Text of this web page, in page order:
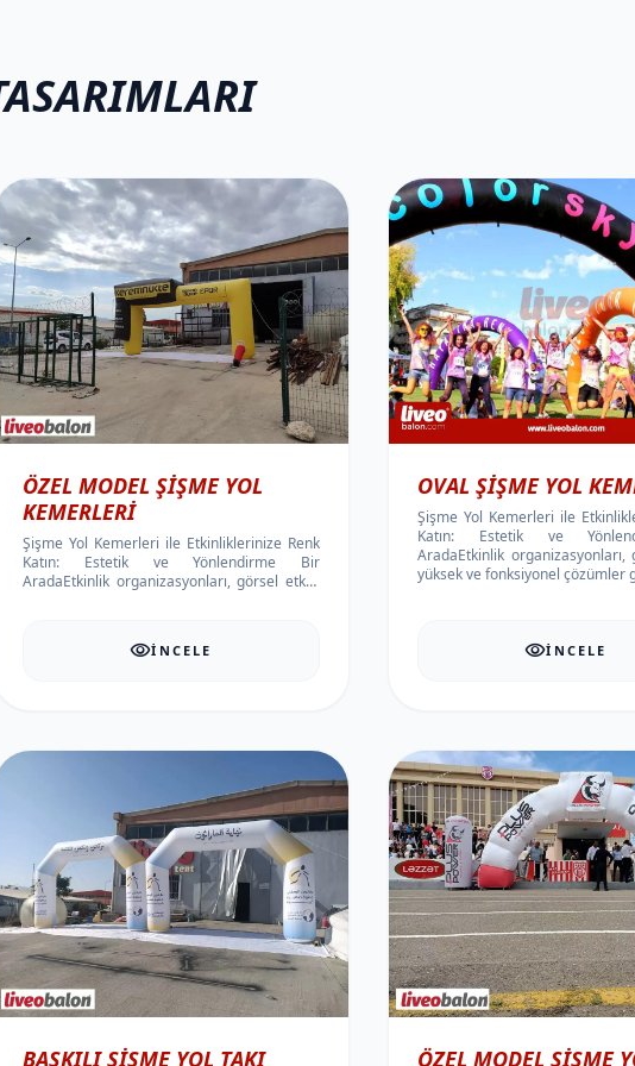
ÖZEL MODEL ŞIŞME YOL
KEMERLERI
Şişme Yol Kemerleri ile Etkinliklerinize Renk
Katın: Estetik ve Yönlendirme Bir
AradaEtkinlik organizasyonları, görsel etkisi
visibilityİNCELE
OVAL ŞIŞME YOL
Şişme Yol Kemerleri ile
Katın: Estetik ve
AradaEtkinlik organizasyonları,
yüksek ve fonksiyonel çözümler
visibilityİNCELE
BASKILI ŞIŞME YOL TAKI ÖZEL MODEL ŞIŞME